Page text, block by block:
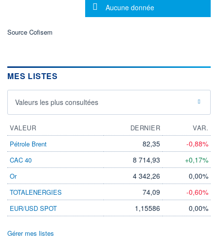
HAUSSE
0,000
RENDEMENT
ESTIMÉ 2026
ÉCHANGE
07.08.26 / 22:00:00
ÉLIGIBILITÉ
Non éligible
Boursobank
+ PORTEFEUILLE + LISTE
Message d'information
Aucune donnée
Source Cofisem
MES LISTES
Valeurs les plus consultées
VALEUR DERNIER
VAR.
Pétrole Brent
82,35 -0,88%
CAC 40 8 714,93 +0,17%
Or 4 342,26 0,00%
TOTALENERGIES 74,09 -0,60%
EUR/USD SPOT 1,15586 0,00%
Gérer mes listes